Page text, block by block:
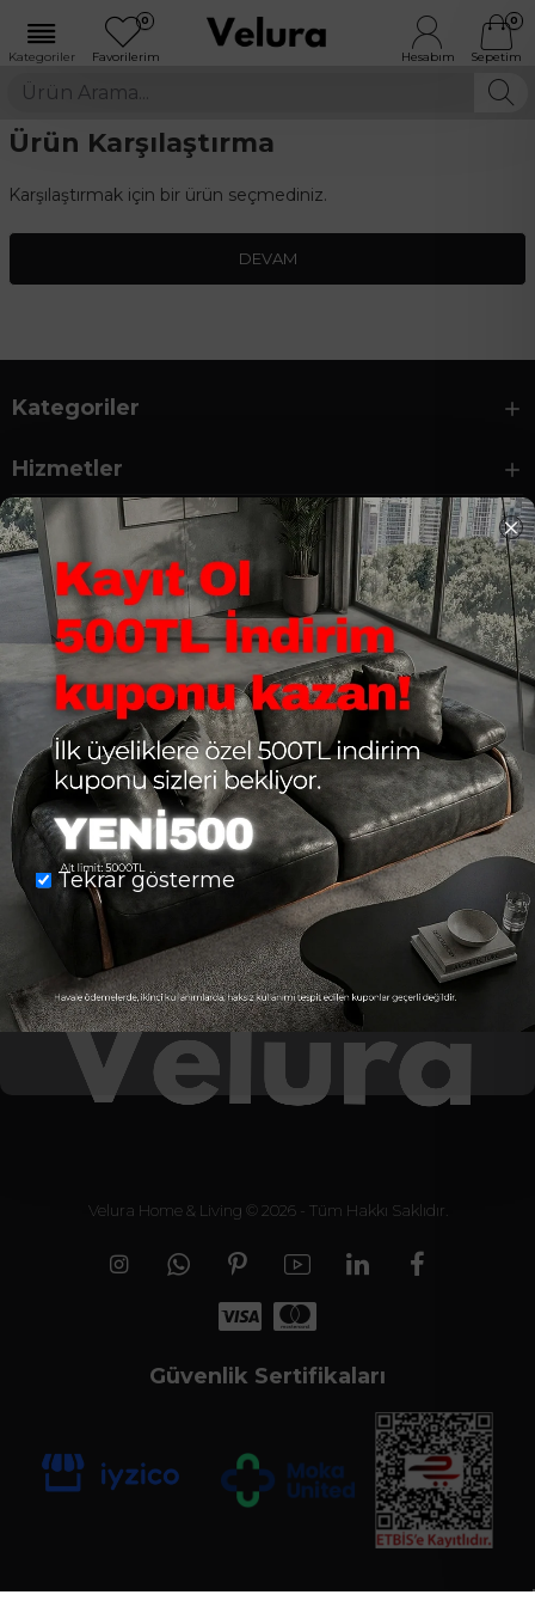
Tekrar gösterme
0 0
Ürün Karşılaştırma
Karşılaştırmak için bir ürün seçmediniz.
DEVAM
Kategoriler
Hizmetler
Kurumsal
Hesabım
Sözleşmeler
Bülten
Bültene kaydolarak kampanya ve promosyonları kaçırmayın!
GÖNDER
Üyelik Koşulları 'ni okudum ve kabul ediyorum.
Velura Home & Living © 2026 - Tüm Hakkı Saklıdır.
Güvenlik Sertifikaları